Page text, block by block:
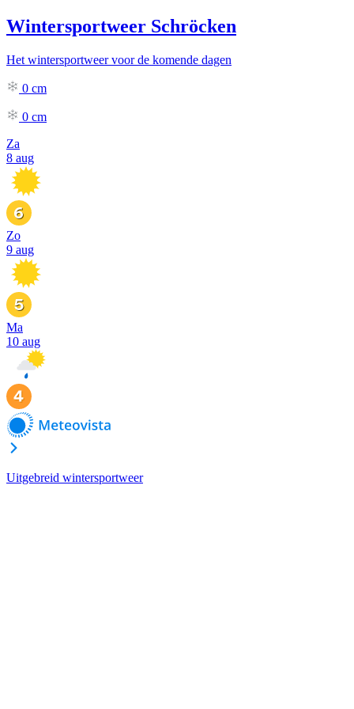
Wintersportweer Schröcken
Het wintersportweer voor de komende dagen
0 cm
0 cm
Za
8 aug
Zo
9 aug
Ma
10 aug
Uitgebreid wintersportweer